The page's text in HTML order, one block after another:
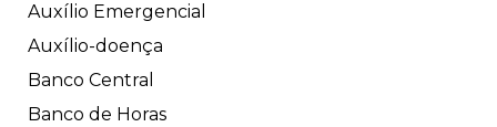
Auxílio Emergencial
Auxílio-doença
Banco Central
Banco de Horas